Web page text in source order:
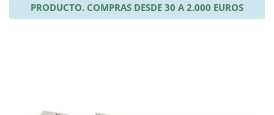
PRODUCTO. COMPRAS DESDE 30 A 2.000 EUROS